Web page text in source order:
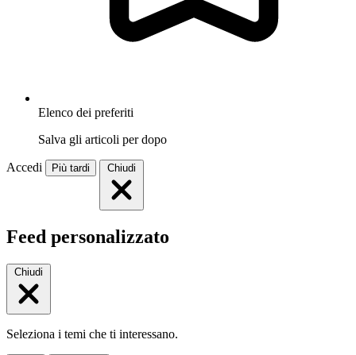
Elenco dei preferiti
Salva gli articoli per dopo
Accedi Più tardi Chiudi
Feed personalizzato
Chiudi
Seleziona i temi che ti interessano.